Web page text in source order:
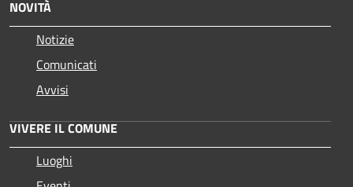
NOVITÀ
Notizie
Comunicati
Avvisi
VIVERE IL COMUNE
Luoghi